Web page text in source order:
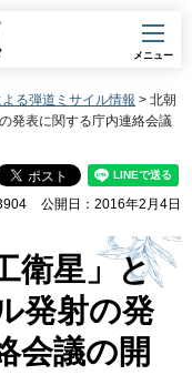
メニュー
る弾道ミサイル情報 > 北朝
発表に関する庁内連絡会議
公開日：2016年2月4日
衛星」と
発射の発
会議の開